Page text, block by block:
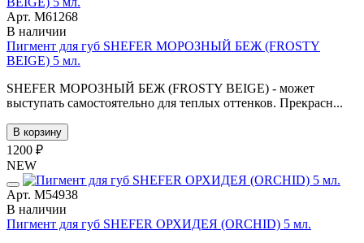
Арт. М61268
В наличии
Пигмент для губ SHEFER МОРОЗНЫЙ БЕЖ (FROSTY
BEIGE) 5 мл.
SHEFER МОРОЗНЫЙ БЕЖ (FROSTY BEIGE) - может
выступать самостоятельно для теплых оттенков. Прекрасн...
В корзину
1200 ₽
NEW
Арт. М54938
В наличии
Пигмент для губ SHEFER ОРХИДЕЯ (ORCHID) 5 мл.